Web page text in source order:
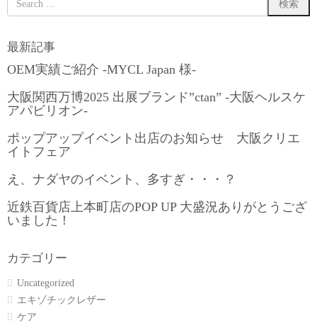
最新記事
OEM実績ご紹介 -MYCL Japan 様-
大阪関西万博2025 出展ブランド”ctan” -大阪ヘルスケ
アパビリオン-
ポップアップイベント出店のお知らせ 大阪クリエ
イトフェア
え、ナダヤのイベント、多すぎ・・・？
近鉄百貨店上本町店のPOP UP 大盛況ありがとうござ
いました！
カテゴリー
Uncategorized
エキゾチックレザー
ケア